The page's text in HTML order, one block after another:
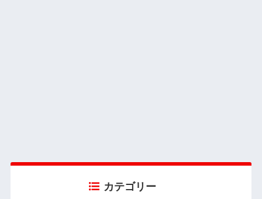
カテゴリー